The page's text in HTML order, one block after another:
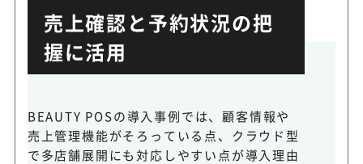
売上確認と予約状況の把
握に活用
BEAUTY POSの導入事例では、顧客情報や
売上管理機能がそろっている点、クラウド型
で多店舗展開にも対応しやすい点が導入理由